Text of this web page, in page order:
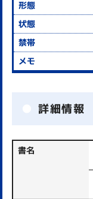
詳細情報
書名